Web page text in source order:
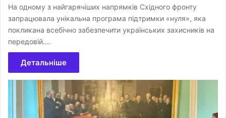
На одному з найгарячіших напрямків Східного фронту
запрацювала унікальна програма підтримки «нуля», яка
покликана всебічно забезпечити українських захисників на
передовій.…
Детальніше